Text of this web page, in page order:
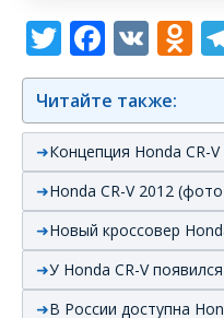
Twitter
VK
Читайте также:
Концепция Honda CR-V
Honda CR-V 2012
Новый кроссовер
У Honda CR-V
В России доступна